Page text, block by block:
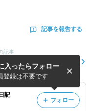
記事を報告する
記事
出張タロット講座
記
入ったらフォロー
登録は不要です
フォロー